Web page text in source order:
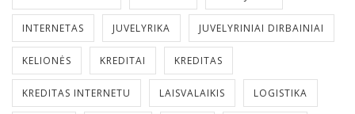
INTERNETAS JUVELYRIKA JUVELYRINIAI DIRBAINIAI
KELIONĖS KREDITAI KREDITAS
KREDITAS INTERNETU LAISVALAIKIS LOGISTIKA